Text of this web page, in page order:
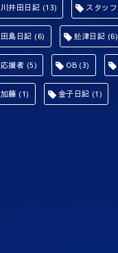
川井田日記 (13) スタッフ
田島日記 (6) 舩津日記 (6)
応援者 (5) OB(3)
加藤 (1) 金子日記 (1)